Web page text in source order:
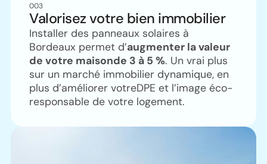
003
Valorisez votre bien immobilier
Installer des panneaux solaires à
Bordeaux permet d’augmenter la valeur
de votre maisonde 3 à 5 %. Un vrai plus
sur un marché immobilier dynamique, en
plus d’améliorer votreDPE et l’image éco-
responsable de votre logement.